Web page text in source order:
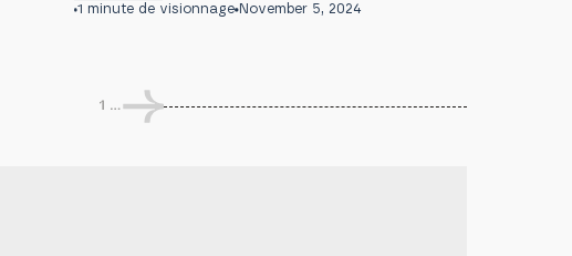
1 minute de visionnage November 5, 2024
1 ...